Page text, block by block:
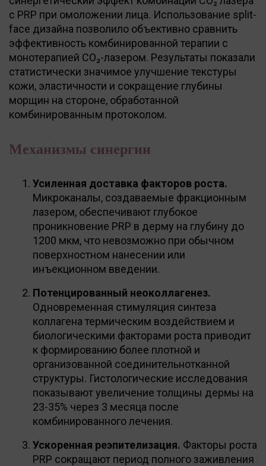
с PRP при омоложении лица. Использование split-
face дизайна позволило объективно сравнить
эффективность комбинированной терапии с
монотерапией CO₂-лазером. Результаты показали
статистически значимое улучшение текстуры
кожи, эластичности и сокращение глубины
морщин на стороне, обработанной
комбинированным протоколом.
Механизмы синергии
Усиленная доставка факторов роста.
Микроканалы, создаваемые фракционным
лазером, обеспечивают глубокое
проникновение PRP в дерму на глубину до
1200 мкм, что невозможно при обычном
поверхностном нанесении или
инъекционном введении.
Потенцированный неоколлагенез.
Одновременная стимуляция синтеза
коллагена термическим воздействием и
биологическими факторами роста приводит
к формированию более плотной и
организованной соединительнотканной
структуры. Гистологические исследования
показывают увеличение толщины дермы на
23-35% через 3 месяца после
комбинированного лечения.
Ускоренная реэпителизация. Факторы роста
PRP сокращают период полного заживления